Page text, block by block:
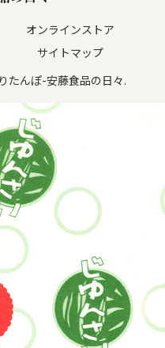
オンラインストア
サイトマップ
たんぽ-安藤食品の日々.